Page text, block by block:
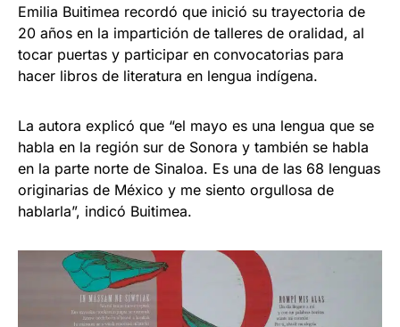
Emilia Buitimea recordó que inició su trayectoria de
20 años en la impartición de talleres de oralidad, al
tocar puertas y participar en convocatorias para
hacer libros de literatura en lengua indígena.
La autora explicó que “el mayo es una lengua que se
habla en la región sur de Sonora y también se habla
en la parte norte de Sinaloa. Es una de las 68 lenguas
originarias de México y me siento orgullosa de
hablarla”, indicó Buitimea.